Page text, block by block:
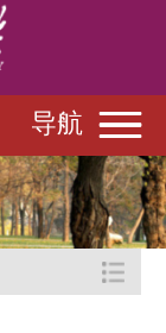
导航